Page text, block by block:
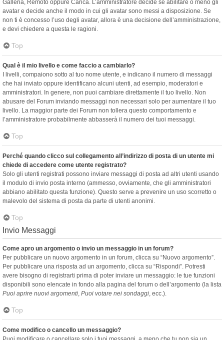
Galleria, Remoto oppure Carica. L’amministratore decide se abilitare o meno gli
avatar e decide anche il modo in cui gli avatar sono messi a disposizione. Se
non ti è concesso l’uso degli avatar, allora è una decisione dell’amministrazione,
e devi chiedere a questa le ragioni.
Top
Qual è il mio livello e come faccio a cambiarlo?
I livelli, compaiono sotto al tuo nome utente, e indicano il numero di messaggi
che hai inviato oppure identificano alcuni utenti, ad esempio, moderatori e
amministratori. In genere, non puoi cambiare direttamente il tuo livello. Non
abusare del Forum inviando messaggi non necessari solo per aumentare il tuo
livello. La maggior parte dei Forum non tollera questo comportamento e
l’amministratore probabilmente abbasserà il numero dei tuoi messaggi.
Top
Perché quando clicco sul collegamento all’indirizzo di posta di un utente mi
chiede di accedere come utente registrato?
Solo gli utenti registrati possono inviare messaggi di posta ad altri utenti usando
il modulo di invio posta interno (ammesso, ovviamente, che gli amministratori
abbiano abilitato questa funzione). Questo serve a prevenire un uso scorretto o
malevolo del sistema di posta da parte di utenti anonimi.
Top
Invio Messaggi
Come apro un argomento o invio un messaggio in un forum?
Per pubblicare un nuovo argomento in un forum, clicca su “Nuovo argomento”.
Per pubblicare una risposta ad un argomento, clicca su “Rispondi”. Potresti
avere bisogno di registrarti prima di poter inviare un messaggio: le tue funzioni
disponibili sono elencate in fondo alla pagina del forum o dell’argomento (la lista
Puoi aprire nuovi argomenti, Puoi votare nei sondaggi, ecc.).
Top
Come modifico o cancello un messaggio?